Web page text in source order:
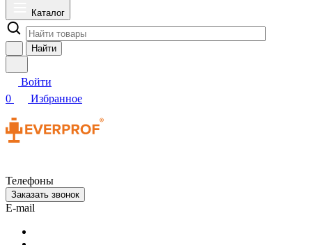
Каталог
Найти
Войти
0
Избранное
Телефоны
Заказать звонок
E-mail